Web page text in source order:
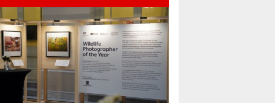
03 Ağustos 2026 Pazartesi
Yıldırım Gündoğdu
HAVVA’NIN ÜÇ KIZI
09 Temmuz 2026 Perşembe
Yusuf POLAT